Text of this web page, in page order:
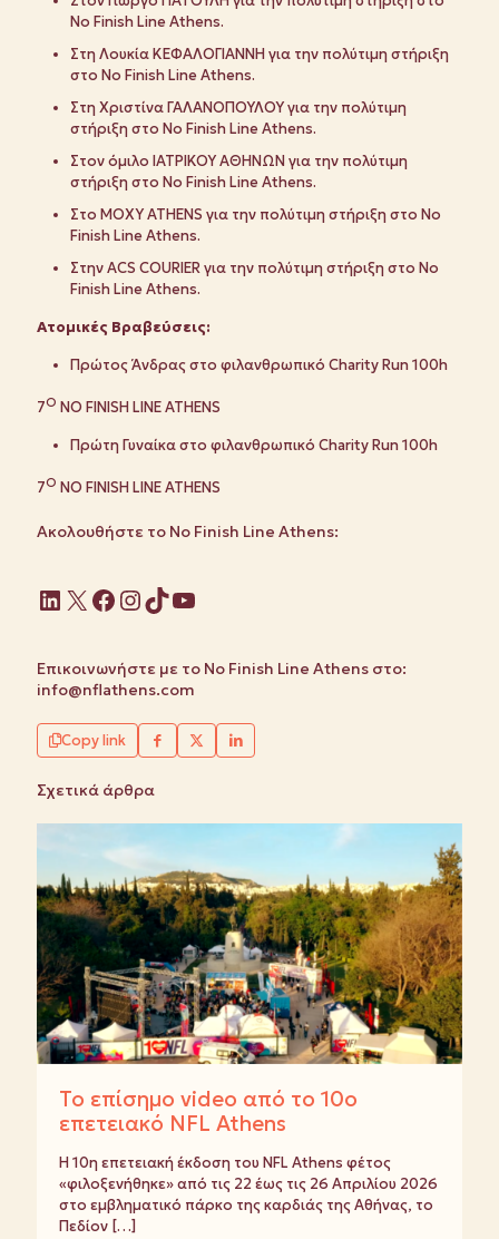
No Finish Line Athens.
Στη Λουκία ΚΕΦΑΛΟΓΙΑΝΝΗ για την πολύτιμη στήριξη
στο No Finish Line Athens.
Στη Χριστίνα ΓΑΛΑΝΟΠΟΥΛΟΥ για την πολύτιμη
στήριξη στο No Finish Line Athens.
Στον όμιλο ΙΑΤΡΙΚΟΥ ΑΘΗΝΩΝ για την πολύτιμη
στήριξη στο No Finish Line Athens.
Στο MOXY ATHENS για την πολύτιμη στήριξη στο No
Finish Line Athens.
Στην ACS COURIER για την πολύτιμη στήριξη στο No
Finish Line Athens.
Ατομικές Βραβεύσεις:
Πρώτος Άνδρας στο φιλανθρωπικό Charity Run 100h
7Ο NO FINISH LINE ATHENS
Πρώτη Γυναίκα στο φιλανθρωπικό Charity Run 100h
7Ο NO FINISH LINE ATHENS
Ακολουθήστε το No Finish Line Athens:
Linkedin
X Facebook
Instagram
TikTok
YouTube
Επικοινωνήστε με το No Finish Line Athens στο:
info@nflathens.com
Copy link
Σχετικά άρθρα
Το επίσημο video από το 10ο
επετειακό NFL Athens
Η 10η επετειακή έκδοση του NFL Athens φέτος
«φιλοξενήθηκε» από τις 22 έως τις 26 Απριλίου 2026
στο εμβληματικό πάρκο της καρδιάς της Αθήνας, το
Πεδίον […]